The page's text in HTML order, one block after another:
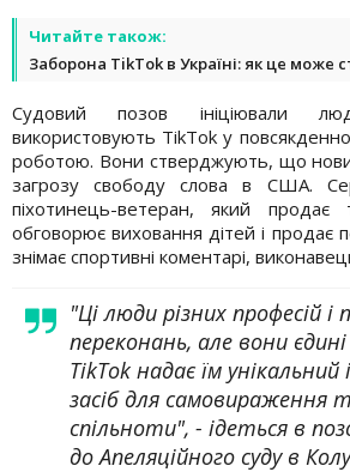
Читайте також:
Заборона TikTok в Україні: як це може
Судовий позов ініціювали
використовують TikTok у
роботою. Вони стверджують, що
загрозу свободу слова в США.
піхотинець-ветеран, який продає
обговорює виховання дітей і продає
знімає спортивні коментарі,
"Ці люди різних професій і
переконань, але вони
TikTok надає їм унікальний
засіб для самовираження
спільноти", - ідеться в
до Апеляційного суду в